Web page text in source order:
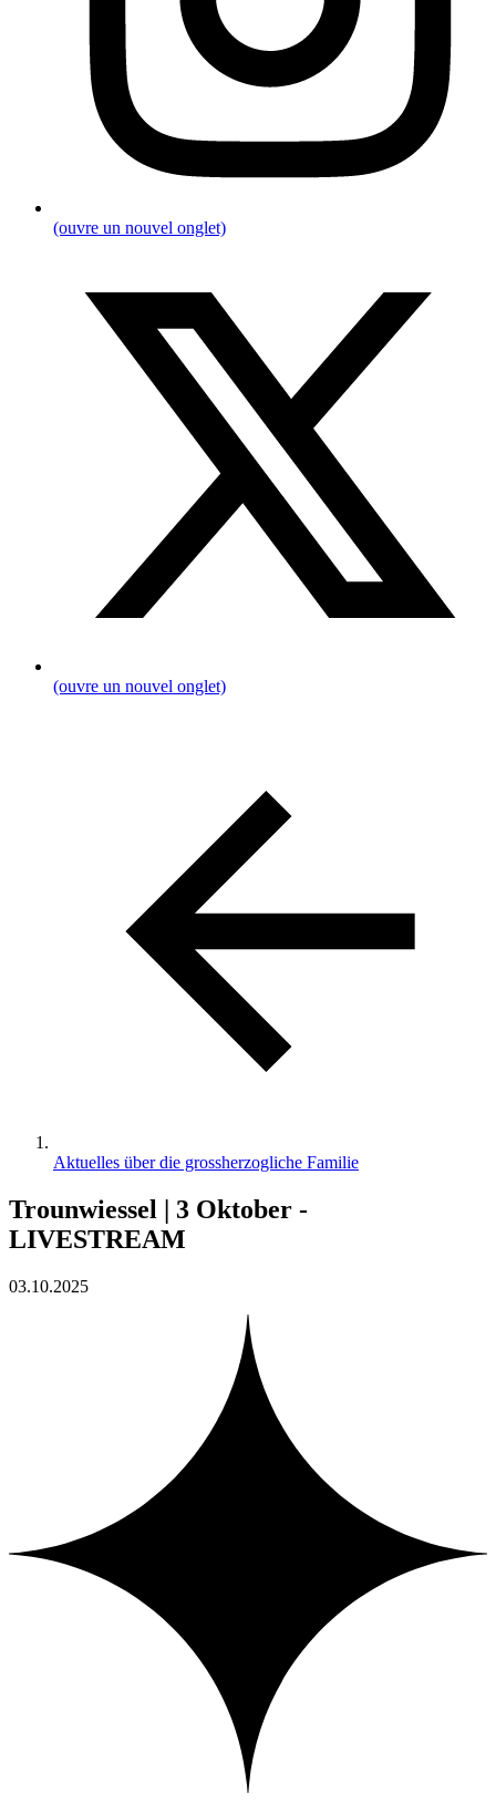
(ouvre un nouvel onglet)
(ouvre un nouvel onglet)
Aktuelles über die grossherzogliche Familie
Trounwiessel | 3 Oktober -
LIVESTREAM
03.10.2025